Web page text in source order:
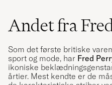
Andet fra
Som det første britiske
sport og mode, har Fred
ikoniske
årtier. Mest kendte er de